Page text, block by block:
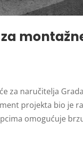
za naručitelja
projekta bio je
omogućuje